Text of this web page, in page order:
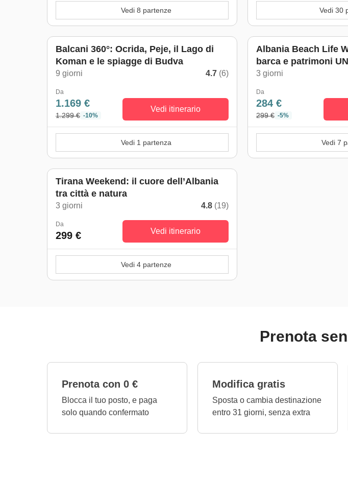
Vedi 8 partenze Vedi 30
Balcani 360°: Ocrida, Peje, il Lago di
Koman e le spiagge di Budva
9 giorni 4.7 (6)
Da
1.169 €
1.299 € -10%
Vedi itinerario
Vedi 1 partenza
Albania Beach Life
barca e patrimoni
3 giorni
Da
284 €
299 € -5%
Vedi 7
Tirana Weekend: il cuore dell’Albania
tra città e natura
3 giorni 4.8 (19)
Da
299 € Vedi itinerario
Vedi 4 partenze
Prenota
Prenota con 0 €
Blocca il tuo posto, e paga
solo quando confermato
Modifica gratis
Sposta o cambia destinazione
entro 31 giorni, senza extra